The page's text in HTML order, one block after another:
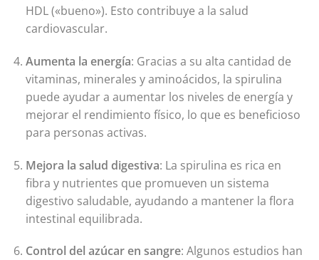
HDL («bueno»). Esto contribuye a la salud
cardiovascular.
Aumenta la energía: Gracias a su alta cantidad de
vitaminas, minerales y aminoácidos, la spirulina
puede ayudar a aumentar los niveles de energía y
mejorar el rendimiento físico, lo que es beneficioso
para personas activas.
Mejora la salud digestiva: La spirulina es rica en
fibra y nutrientes que promueven un sistema
digestivo saludable, ayudando a mantener la flora
intestinal equilibrada.
Control del azúcar en sangre: Algunos estudios han